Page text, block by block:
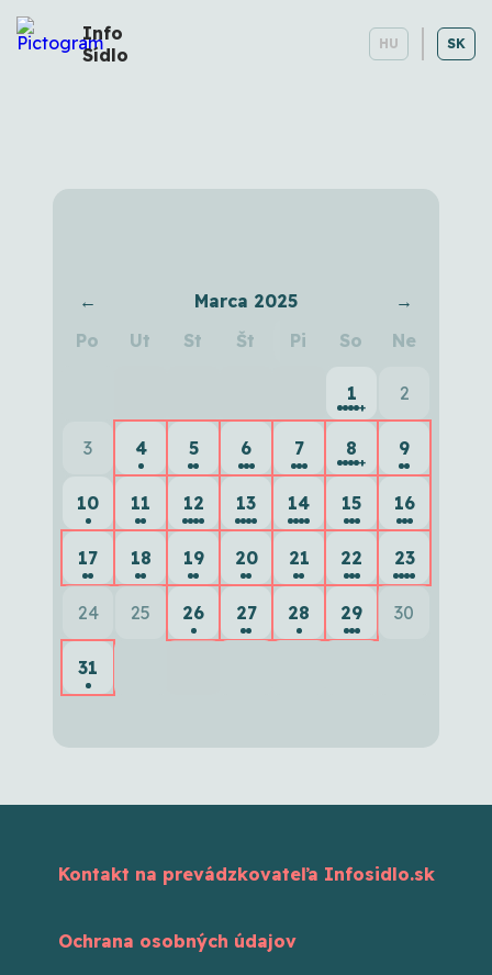
Info
Sídlo
HU SK
← Marca 2025
→
Po
Ut St Št Pi So Ne
+
1 2
3 4 5 6 7
+
8 9
10 11 12 13 14 15 16
17 18 19 20 21 22 23
24 25 26 27 28 29 30
31
Kontakt na prevádzkovateľa Infosidlo.sk
Ochrana osobných údajov